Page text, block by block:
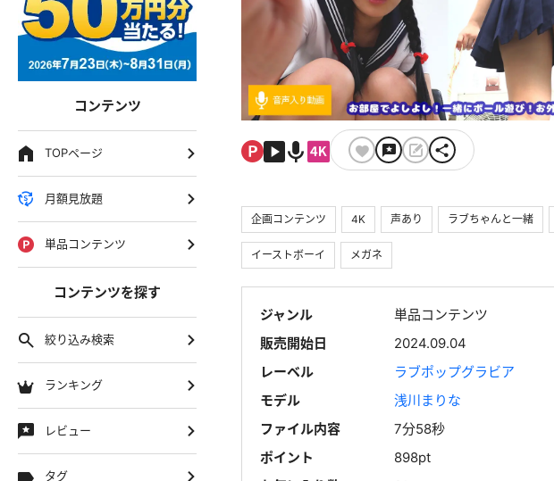
コンテンツ
TOPページ
月額見放題
単品コンテンツ
コンテンツを探す
絞り込み検索
ランキング
レビュー
タグ
企画コンテンツ 4K 声あり ラブちゃんと一緒
イーストボーイ メガネ
ジャンル
単品コンテンツ
販売開始日
2024.09.04
レーベル
ラブポップグラビア
モデル
浅川まりな
ファイル内容
7分58秒
ポイント
898pt